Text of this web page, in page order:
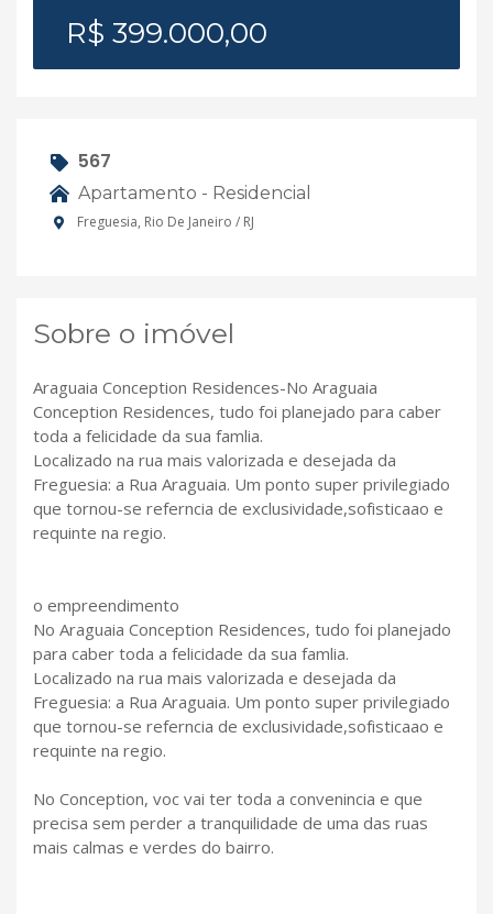
R$ 399.000,00
567
Apartamento - Residencial
Freguesia, Rio De Janeiro / RJ
Sobre o imóvel
Araguaia Conception Residences-No Araguaia
Conception Residences, tudo foi planejado para caber
toda a felicidade da sua famlia.
Localizado na rua mais valorizada e desejada da
Freguesia: a Rua Araguaia. Um ponto super privilegiado
que tornou-se referncia de exclusividade,sofisticaao e
requinte na regio.
o empreendimento
No Araguaia Conception Residences, tudo foi planejado
para caber toda a felicidade da sua famlia.
Localizado na rua mais valorizada e desejada da
Freguesia: a Rua Araguaia. Um ponto super privilegiado
que tornou-se referncia de exclusividade,sofisticaao e
requinte na regio.
No Conception, voc vai ter toda a convenincia e que
precisa sem perder a tranquilidade de uma das ruas
mais calmas e verdes do bairro.